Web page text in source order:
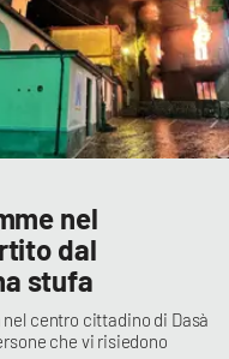
nel
dal
stufa
nel centro cittadino di Dasà
che vi risiedono